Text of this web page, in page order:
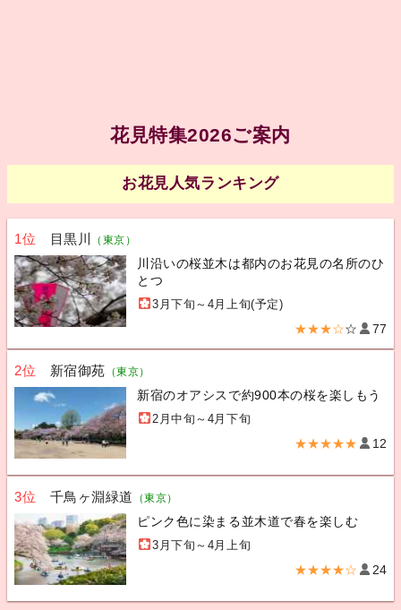
花見特集2026ご案内
お花見人気ランキング
1位 目黒川 （東京）
川沿いの桜並木は都内のお花見の名所のひ
とつ
3月下旬～4月上旬(予定)
★★★☆☆ 77
2位 新宿御苑 （東京）
新宿のオアシスで約900本の桜を楽しもう
2月中旬～4月下旬
★★★★★ 12
3位 千鳥ヶ淵緑道 （東京）
ピンク色に染まる並木道で春を楽しむ
3月下旬～4月上旬
★★★★☆ 24